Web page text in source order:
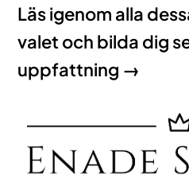
Läs igenom alla
valet och bilda dig
uppfattning →